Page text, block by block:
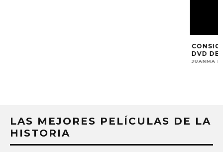
LAS MEJORES PELÍCULAS DE LA
HISTORIA